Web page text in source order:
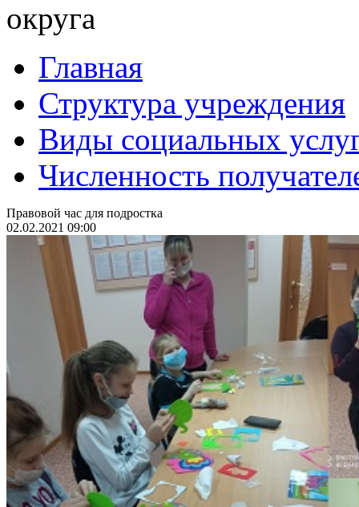
округа
Главная
Структура учреждения
Виды социальных
Численность
Правовой час для подростка
02.02.2021 09:00